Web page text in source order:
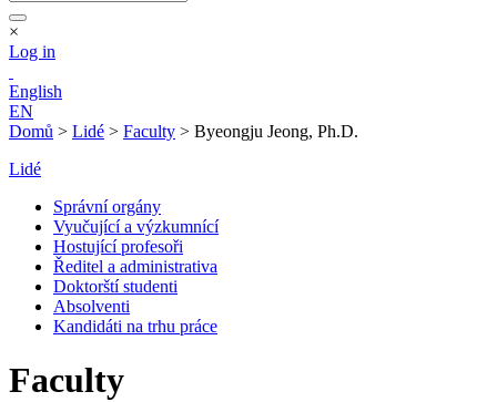
×
Log in
English
EN
Domů > Lidé > Faculty > Byeongju Jeong, Ph.D.
Lidé
Správní orgány
Vyučující a výzkumnící
Hostující profesoři
Ředitel a administrativa
Doktorští studenti
Absolventi
Kandidáti na trhu práce
Faculty